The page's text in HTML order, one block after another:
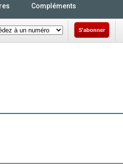
Compléments
S'abonner